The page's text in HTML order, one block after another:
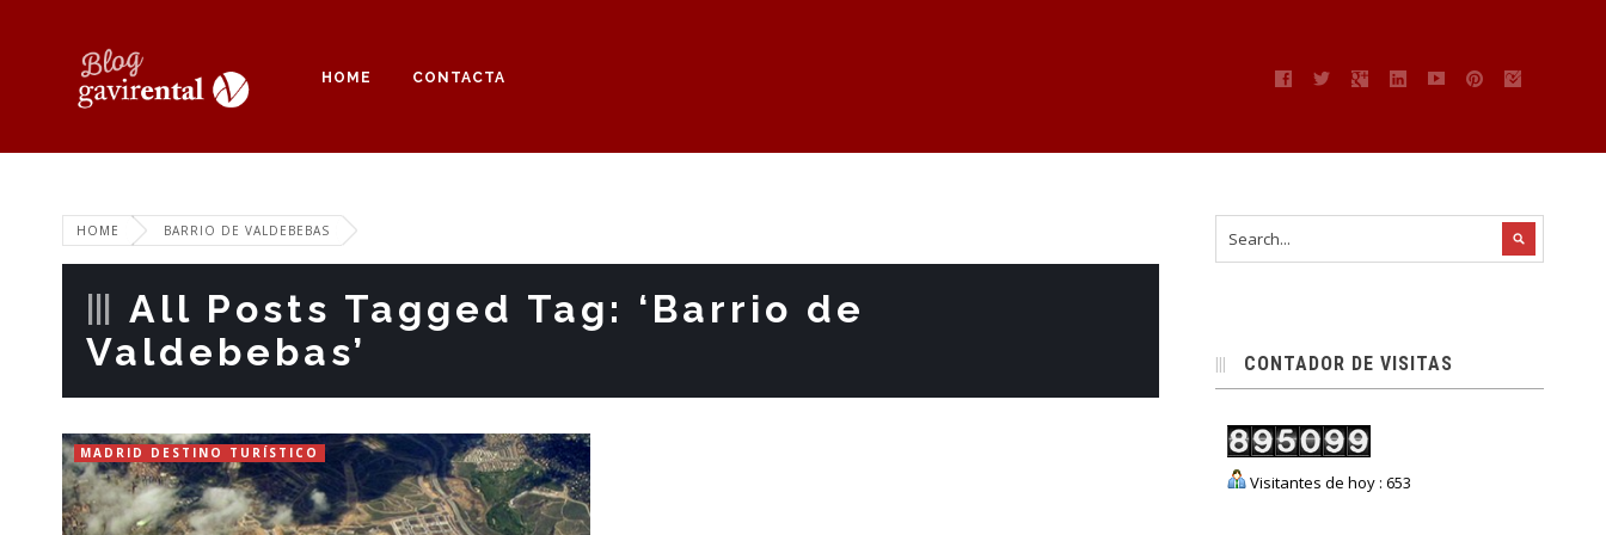
HOME CONTACTA
HOME BARRIO DE VALDEBEBAS
All Posts Tagged Tag: ‘Barrio de
Valdebebas’
MADRID DESTINO TURÍSTICO
CONTADOR DE VISITAS
Visitantes de hoy : 653